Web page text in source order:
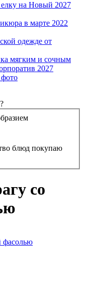
елку на Новый 2027
в марте 2022
одежде от
мягким и сочным
2027
блюд покупаю
со